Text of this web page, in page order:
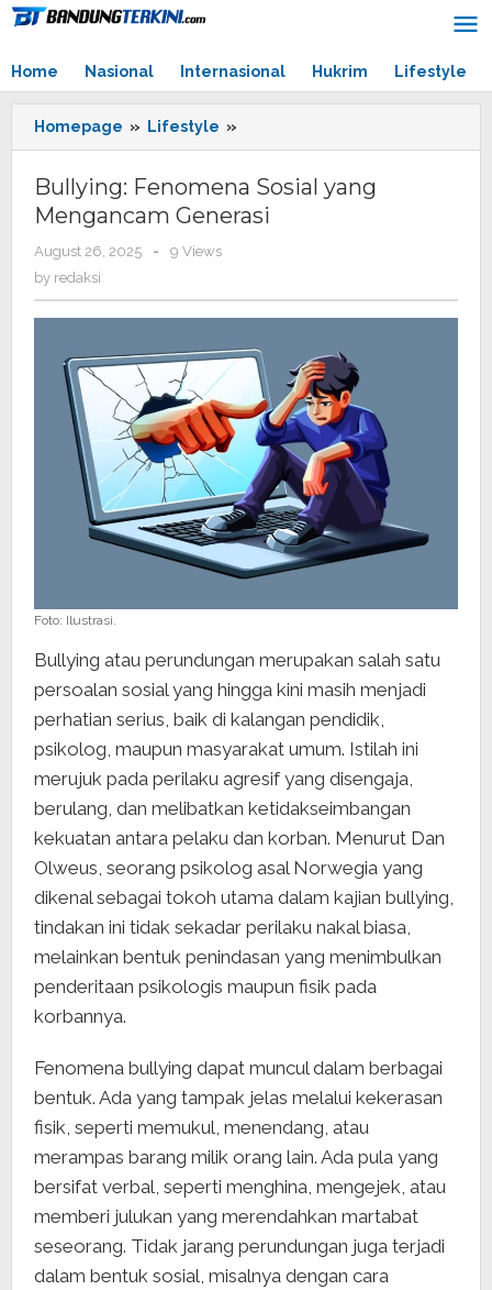
Skip
Home
Nasional Internasional Hukrim Lifestyle
Homepage » Lifestyle »
Fenomena
yang
Mengancam
Bullying: Fenomena Sosial yang
Mengancam Generasi
August 26, 2025
by
-
9 Views
by redaksi
Foto: Ilustrasi.
Bullying atau perundungan merupakan salah satu
persoalan sosial yang hingga kini masih menjadi
perhatian serius, baik di kalangan pendidik,
psikolog, maupun masyarakat umum. Istilah ini
merujuk pada perilaku agresif yang disengaja,
berulang, dan melibatkan ketidakseimbangan
kekuatan antara pelaku dan korban. Menurut Dan
Olweus, seorang psikolog asal Norwegia yang
dikenal sebagai tokoh utama dalam kajian bullying,
tindakan ini tidak sekadar perilaku nakal biasa,
melainkan bentuk penindasan yang menimbulkan
penderitaan psikologis maupun fisik pada
korbannya.
Fenomena bullying dapat muncul dalam berbagai
bentuk. Ada yang tampak jelas melalui kekerasan
fisik, seperti memukul, menendang, atau
merampas barang milik orang lain. Ada pula yang
bersifat verbal, seperti menghina, mengejek, atau
memberi julukan yang merendahkan martabat
seseorang. Tidak jarang perundungan juga terjadi
dalam bentuk sosial, misalnya dengan cara